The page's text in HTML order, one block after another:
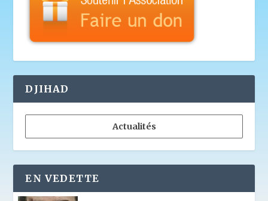
DJIHAD
Actualités
EN VEDETTE